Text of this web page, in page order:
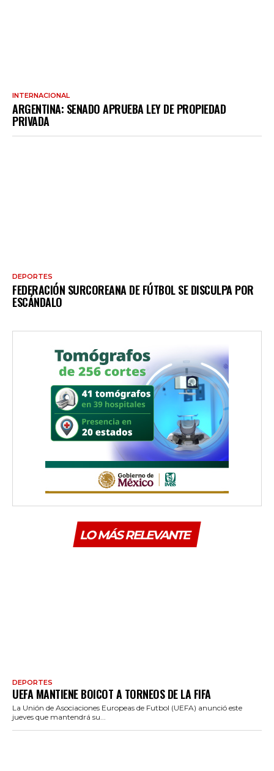
INTERNACIONAL
ARGENTINA: SENADO APRUEBA LEY DE PROPIEDAD
PRIVADA
DEPORTES
FEDERACIÓN SURCOREANA DE FÚTBOL SE DISCULPA POR
ESCÁNDALO
LO MÁS RELEVANTE
DEPORTES
UEFA MANTIENE BOICOT A TORNEOS DE LA FIFA
La Unión de Asociaciones Europeas de Futbol (UEFA) anunció este
jueves que mantendrá su...